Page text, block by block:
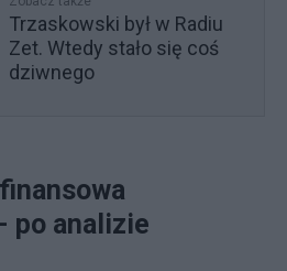
Trzaskowski był w Radiu
Zet. Wtedy stało się coś
dziwnego
po analizie